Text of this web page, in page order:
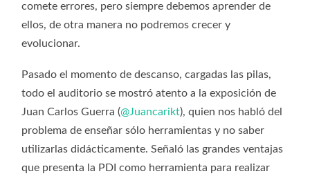
comete errores, pero siempre debemos aprender de
ellos, de otra manera no podremos crecer y
evolucionar.
Pasado el momento de descanso, cargadas las pilas,
todo el auditorio se mostró atento a la exposición de
Juan Carlos Guerra (@Juancarikt), quien nos habló del
problema de enseñar sólo herramientas y no saber
utilizarlas didácticamente. Señaló las grandes ventajas
que presenta la PDI como herramienta para realizar